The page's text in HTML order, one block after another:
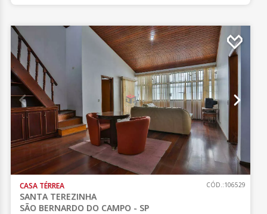
CASA TÉRREA
SANTA TEREZINHA
SÃO BERNARDO DO CAMPO - SP
CÓD.:106529